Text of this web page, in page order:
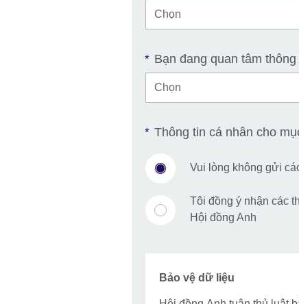
* Bạn đang quan tâm
* Thông tin cá nhân cho
Vui lòng không gửi
Tôi đồng ý nhận các
Hội đồng Anh
Bảo vệ dữ liệu